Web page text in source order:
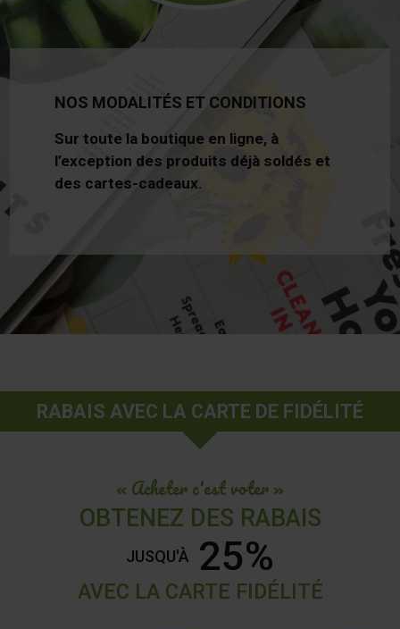
NOS MODALITÉS ET CONDITIONS
Sur toute la boutique en ligne, à
l’exception des produits déjà soldés et
des cartes-cadeaux.
RABAIS AVEC LA CARTE DE FIDÉLITÉ
« Acheter c'est voter »
OBTENEZ DES RABAIS
JUSQU'À 25%
AVEC LA CARTE FIDÉLITÉ